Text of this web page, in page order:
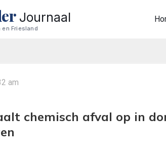
Journaal
en Friesland
am
chemisch afval op in